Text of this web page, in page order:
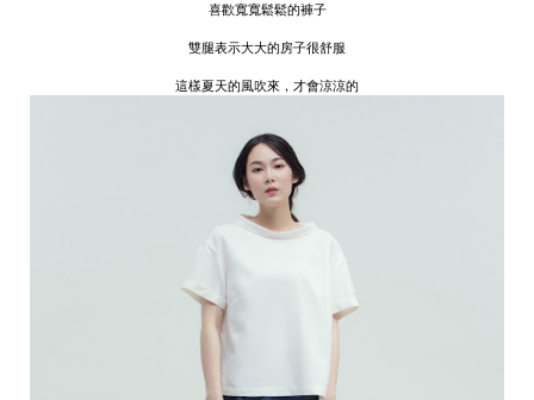
喜歡寬寬鬆鬆的褲子
雙腿表示大大的房子很舒服
這樣夏天的風吹來，才會涼涼的